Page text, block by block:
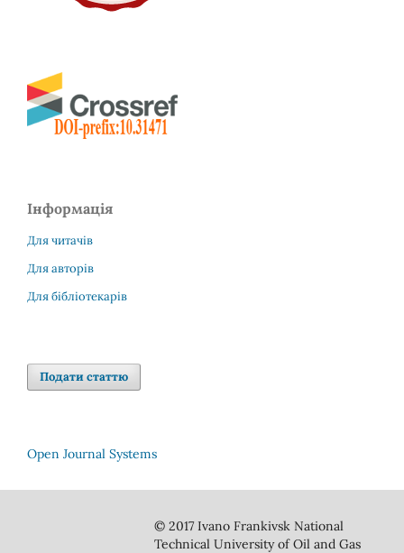
Інформація
Для читачів
Для авторів
Для бібліотекарів
Подати статтю
Open Journal Systems
© 2017 Ivano Frankivsk National
Technical University of Oil and Gas